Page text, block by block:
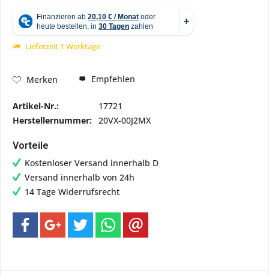
Lieferzeit 1 Werktage
Merken Empfehlen
Artikel-Nr.:
17721
Herstellernummer: 20VX-00J2MX
Vorteile
Kostenloser Versand innerhalb D
Versand innerhalb von 24h
14 Tage Widerrufsrecht